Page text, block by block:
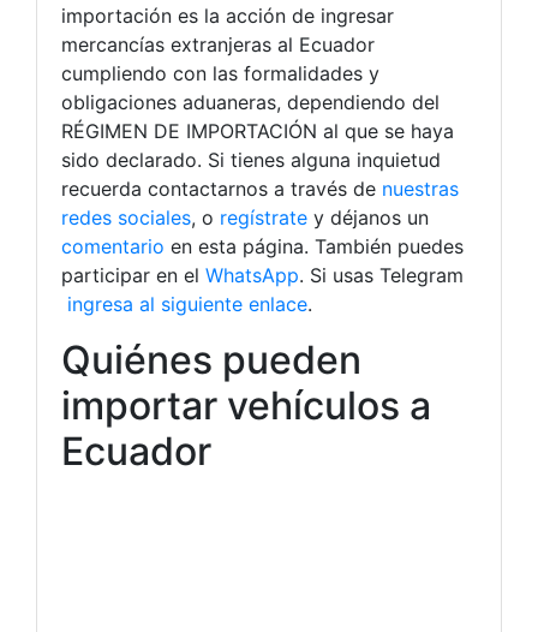
importación es la acción de ingresar
mercancías extranjeras al Ecuador
cumpliendo con las formalidades y
obligaciones aduaneras, dependiendo del
RÉGIMEN DE IMPORTACIÓN al que se haya
sido declarado. Si tienes alguna inquietud
recuerda contactarnos a través de nuestras
redes sociales, o regístrate y déjanos un
comentario en esta página. También puedes
participar en el WhatsApp. Si usas Telegram
ingresa al siguiente enlace.
Quiénes pueden
importar vehículos a
Ecuador